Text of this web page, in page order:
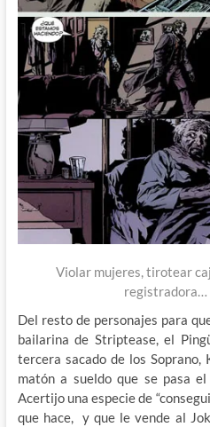
Violar mujeres, tirotear
registradora…
Del resto de personajes para
bailarina de Striptease, el
tercera sacado de los
matón a sueldo que se pasa
Acertijo una especie de
que hace, y que le vende al